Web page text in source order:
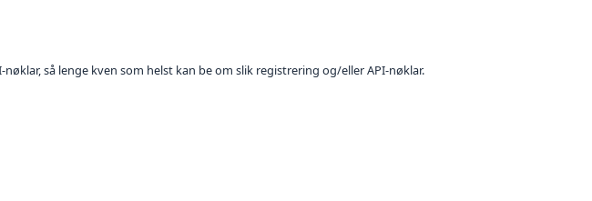
så lenge kven som helst kan be om slik registrering og/eller API-nøklar.